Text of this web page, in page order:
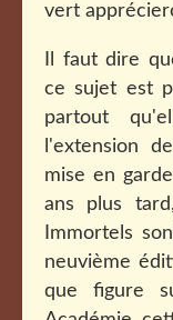
vert
Il faut dire
ce sujet est
partout
l'extension
mise en
ans plus
Immortels
neuvième
que figure